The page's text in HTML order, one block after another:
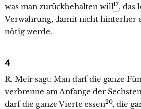
was man zurückbehalten will17, das
Verwahrung, damit nicht hinterher
nötig werde.
4
R. Meïr sagt: Man darf die ganze
verbrenne am Anfange der Sechsten
darf die ganze Vierte essen20, die